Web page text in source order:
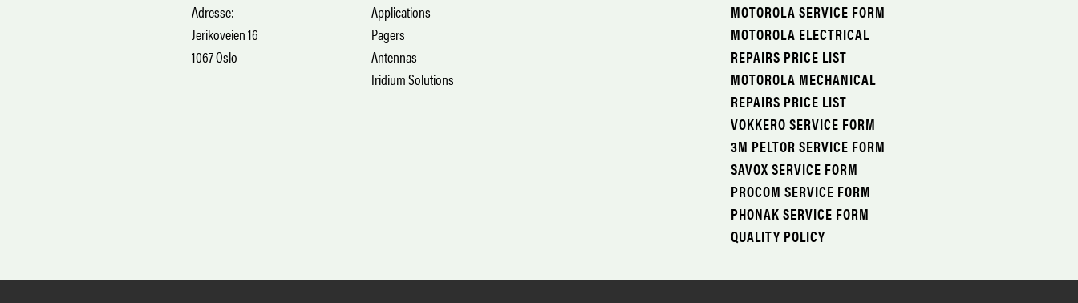
Adresse:
Jerikoveien 16
1067 Oslo
Applications
Pagers
Antennas
Iridium Solutions
MOTOROLA SERVICE FORM
MOTOROLA ELECTRICAL
REPAIRS PRICE LIST
MOTOROLA MECHANICAL
REPAIRS PRICE LIST
VOKKERO SERVICE FORM
3M PELTOR SERVICE FORM
SAVOX SERVICE FORM
PROCOM SERVICE FORM
PHONAK SERVICE FORM
QUALITY POLICY